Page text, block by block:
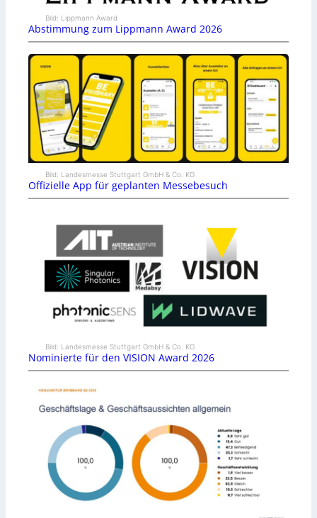
Bild: Lippmann Award
Abstimmung zum Lippmann Award 2026
Bild: Landesmesse Stuttgart GmbH & Co. KG
Offizielle App für geplanten Messebesuch
Bild: Landesmesse Stuttgart GmbH & Co. KG
Nominierte für den VISION Award 2026